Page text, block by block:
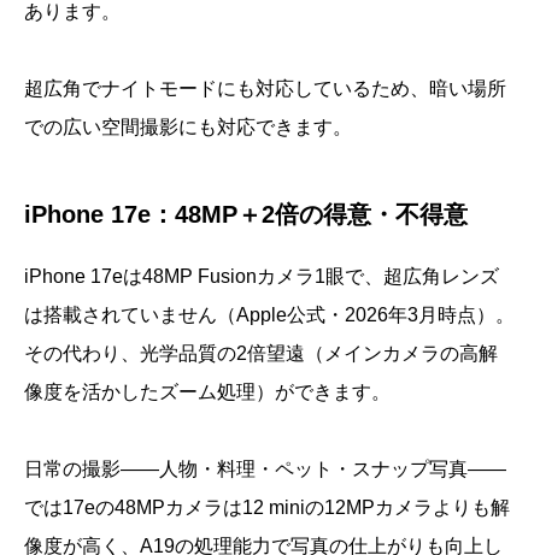
あります。
超広角でナイトモードにも対応しているため、暗い場所
での広い空間撮影にも対応できます。
iPhone 17e：48MP＋2倍の得意・不得意
iPhone 17eは48MP Fusionカメラ1眼で、超広角レンズ
は搭載されていません（Apple公式・2026年3月時点）。
その代わり、光学品質の2倍望遠（メインカメラの高解
像度を活かしたズーム処理）ができます。
日常の撮影——人物・料理・ペット・スナップ写真——
では17eの48MPカメラは12 miniの12MPカメラよりも解
像度が高く、A19の処理能力で写真の仕上がりも向上し